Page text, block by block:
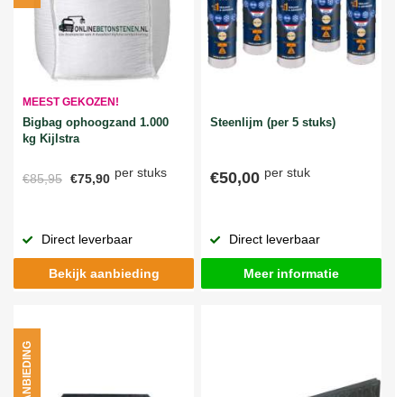
MEEST GEKOZEN!
Bigbag ophoogzand 1.000
kg Kijlstra
€85,95 €75,90 per stuks
Direct leverbaar
Bekijk aanbieding
Steenlijm (per 5 stuks)
€50,00 per stuk
Direct leverbaar
Meer informatie
AANBIEDING